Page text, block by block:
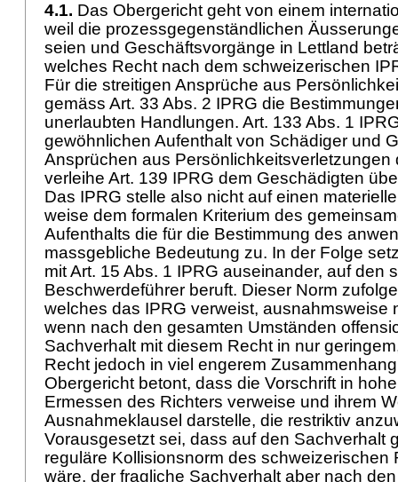
4.1. Das Obergericht geht von einem
weil die prozessgegenständlichen
seien und Geschäftsvorgänge in Lettland
welches Recht nach dem schweizerischen
Für die streitigen Ansprüche aus
gemäss Art. 33 Abs. 2 IPRG die
unerlaubten Handlungen. Art. 133 Abs. 1
gewöhnlichen Aufenthalt von Schädiger und
Ansprüchen aus Persönlichkeitsverletzungen
verleihe Art. 139 IPRG dem Geschädigten
Das IPRG stelle also nicht auf einen
weise dem formalen Kriterium des
Aufenthalts die für die Bestimmung des
massgebliche Bedeutung zu. In der Folge
mitArt. 15 Abs. 1 IPRG auseinander, auf den
Beschwerdeführer beruft. Dieser Norm
welches das IPRG verweist, ausnahmsweise
wenn nach den gesamten Umständen
Sachverhalt mit diesem Recht in nur
Recht jedoch in viel engerem
Obergericht betont, dass die Vorschrift in
Ermessen des Richters verweise und ihrem
Ausnahmeklausel darstelle, die restriktiv
Vorausgesetzt sei, dass auf den Sachverhalt
reguläre Kollisionsnorm des schweizerischen
wäre, der fragliche Sachverhalt aber nach